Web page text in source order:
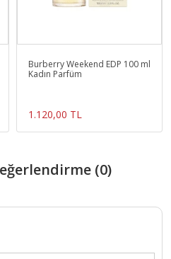
Burberry Weekend EDP 100 ml
Kadın Parfüm
1.120,00 TL
(0)